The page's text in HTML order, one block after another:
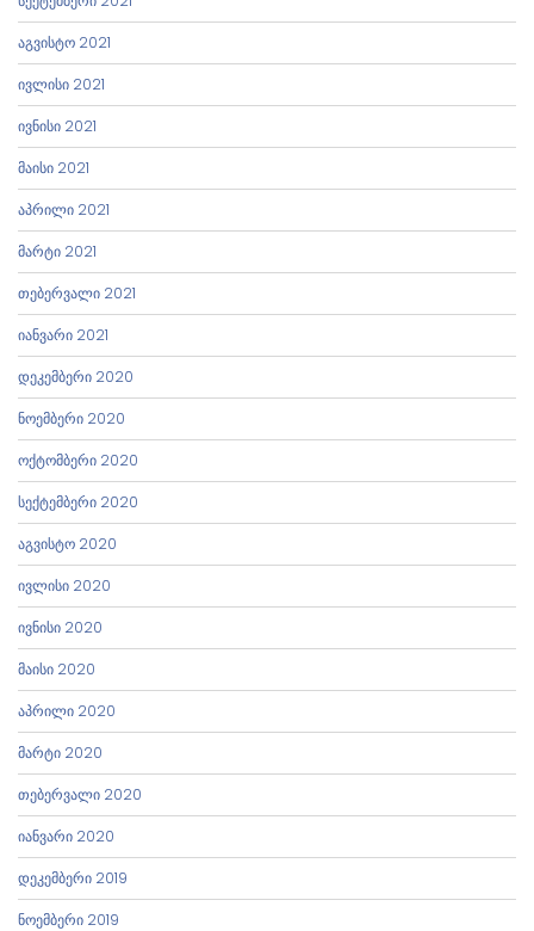
აგვისტო 2021
ივლისი 2021
ივნისი 2021
მაისი 2021
აპრილი 2021
მარტი 2021
თებერვალი 2021
იანვარი 2021
დეკემბერი 2020
ნოემბერი 2020
ოქტომბერი 2020
სექტემბერი 2020
აგვისტო 2020
ივლისი 2020
ივნისი 2020
მაისი 2020
აპრილი 2020
მარტი 2020
თებერვალი 2020
იანვარი 2020
დეკემბერი 2019
ნოემბერი 2019